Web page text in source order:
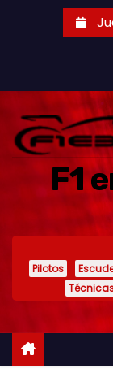
i
F1
Pilotos
Técnicas